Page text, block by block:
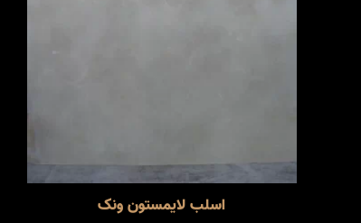
اسلب لایمستون ونک